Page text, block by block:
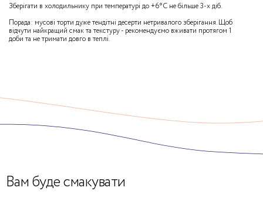
Зберігати в холодильнику при температурі до +6°С не більше 3-х діб.
Порада: мусові торти дуже тендітні десерти нетривалого зберігання. Щоб
відчути найкращий смак та текстуру - рекомендуємо вживати протягом 1
доби та не тримати довго в теплі.
Вам буде смакувати